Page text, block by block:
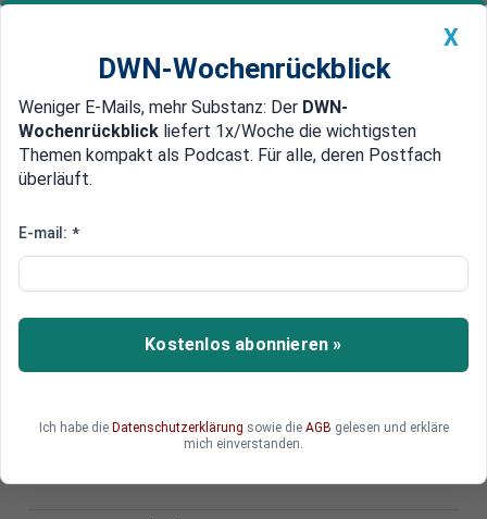
Newsticker MEIN DWN: Geldanlage Premium
Edelmetalle DWN-Magazin China
US-Regierung forciert
Die US-Regierung verstärkt die Abkopplung von
China auf dem Hochtechnologiesektor. Auch für
Europa birgt der Feldzug Risiken.
X
DWN-Wochenrückblick
Weniger E-Mails, mehr Substanz: Der DWN-
Wochenrückblick liefert 1x/Woche die wichtigsten
Themen kompakt als Podcast. Für alle, deren Postfach
überläuft.
E-mail: *
Kostenlos abonnieren »
Ich habe die Datenschutzerklärung sowie die AGB gelesen und erkläre
mich einverstanden.